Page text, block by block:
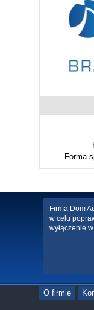
Forma
Firma Dom
w celu
wyłączenie
O firmie